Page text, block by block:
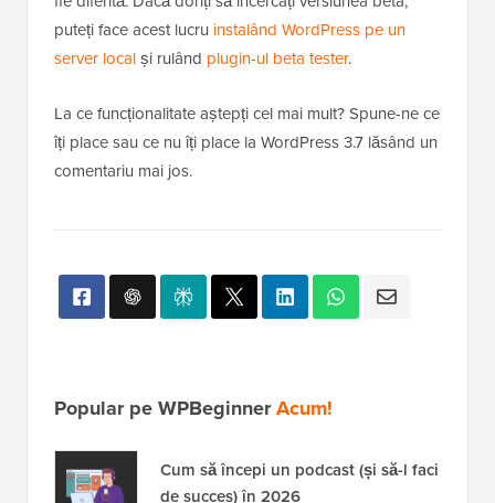
puteți face acest lucru instalând WordPress pe un
server localși rulând plugin-ul beta tester.
La ce funcționalitate aștepți cel mai mult? Spune-ne ce
îți place sau ce nu îți place la WordPress 3.7 lăsând un
comentariu mai jos.
Popular pe WPBeginnerAcum!
Cum să începi un podcast (și să-l faci
de succes) în 2026